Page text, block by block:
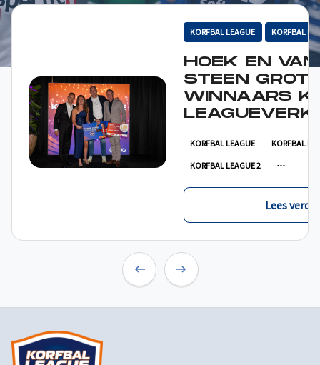
KORFBAL LEAGUE KORFBAL
HOEK EN VAN
STEEN
WINNAARS
KORFBAL LEAGUE KORFBAL
KORFBAL LEAGUE 2
Lees verder